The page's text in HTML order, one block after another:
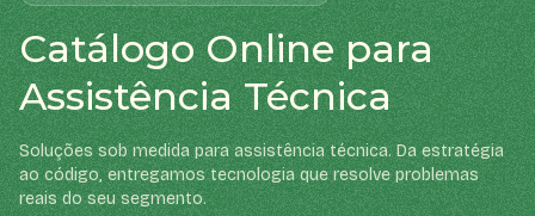
Catálogo Online para
Assistência Técnica
Soluções sob medida para assistência técnica. Da estratégia
ao código, entregamos tecnologia que resolve problemas
reais do seu segmento.